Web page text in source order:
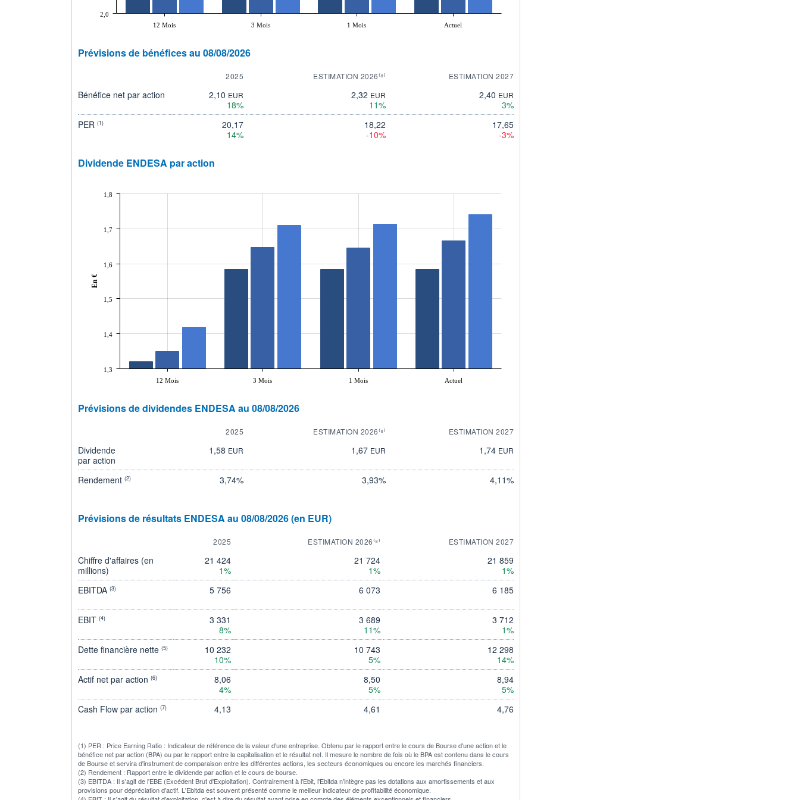
12 Mois 3 Mois 1 Mois Actuel
2,0
Prévisions de bénéfices au 08/08/2026
2025 ESTIMATION 2026⁽⁸⁾ ESTIMATION 2027
Bénéfice net par action 2,10 EUR
18%
2,32 EUR
11%
2,40 EUR
3%
PER (1)
20,17
14%
18,22
-10%
17,65
-3%
Dividende ENDESA par action
12 Mois 3 Mois 1 Mois Actuel
1,3
1,4
1,5
1,6
1,7
1,8
En €
Prévisions de dividendes ENDESA au 08/08/2026
2025 ESTIMATION 2026⁽⁸⁾ ESTIMATION 2027
Dividende
par action
1,58 EUR 1,67 EUR 1,74 EUR
Rendement (2) 3,74% 3,93% 4,11%
Prévisions de résultats ENDESA au 08/08/2026 (en EUR)
2025 ESTIMATION 2026⁽⁸⁾ ESTIMATION 2027
Chiffre d'affaires (en
millions)
21 424
1%
21 724
1%
21 859
1%
EBITDA (3) 5 756 6 073 6 185
EBIT (4)
3 331
8%
3 689
11%
3 712
1%
Dette financière nette (5)
10 232
10%
10 743
5%
12 298
14%
Actif net par action (6)
8,06
4%
8,50
5%
8,94
5%
Cash Flow par action (7) 4,13 4,61 4,76
(1) PER : Price Earning Ratio : Indicateur de référence de la valeur d'une entreprise. Obtenu par le rapport entre le cours de Bourse d'une action et le
bénéfice net par action (BPA) ou par le rapport entre la capitalisation et le résultat net. Il mesure le nombre de fois où le BPA est contenu dans le cours
de Bourse et servira d'instrument de comparaison entre les différentes actions, les secteurs économiques ou encore les marchés financiers.
(2) Rendement : Rapport entre le dividende par action et le cours de bourse.
(3) EBITDA : Il s'agit de l'EBE (Excédent Brut d'Exploitation). Contrairement à l'Ebit, l'Ebitda n'intègre pas les dotations aux amortissements et aux
provisions pour dépréciation d'actif. L'Ebitda est souvent présenté comme le meilleur indicateur de profitabilité économique.